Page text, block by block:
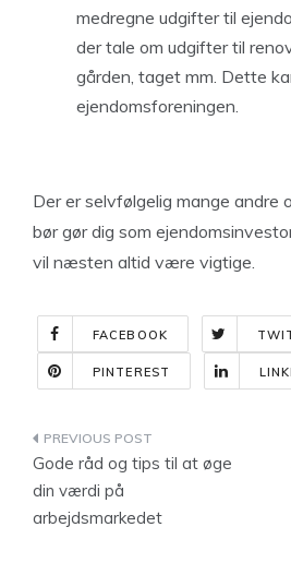
medregne udgifter til
der tale om udgifter til
gården, taget mm. Dette
ejendomsforeningen.
Der er selvfølgelig mange andre
bør gør dig som
vil næsten altid være vigtige.
FACEBOOK
PINTEREST
Indlægsnavigation
Gode råd og tips til at øge
din værdi på
arbejdsmarkedet